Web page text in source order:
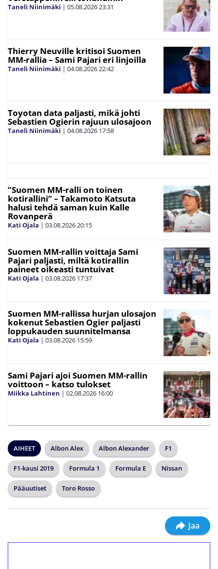
Taneli Niinimäki | 05.08.202623:31
Thierry Neuville kritisoi Suomen
MM-rallia – Sami Pajari eri linjoilla
Taneli Niinimäki | 04.08.202622:42
Toyotan data paljasti, mikä johti
Sebastien Ogierin rajuun ulosajoon
Taneli Niinimäki | 04.08.2026 17:58
”Suomen MM-ralli on toinen
kotirallini” – Takamoto Katsuta
halusi tehdä saman kuin Kalle
Rovanperä
Kati Ojala | 03.08.202620:15
Suomen MM-rallin voittaja Sami
Pajari paljasti, miltä kotirallin
paineet oikeasti tuntuivat
Kati Ojala | 03.08.2026 17:37
Suomen MM-rallissa hurjan ulosajon
kokenut Sebastien Ogier paljasti
loppukauden suunnitelmansa
Kati Ojala | 03.08.2026 15:59
Sami Pajari ajoi Suomen MM-rallin
voittoon – katso tulokset
Miikka Lahtinen | 02.08.2026 16:00
AIHEET Albon Alex Albon Alexander F1
F1-kausi 2019 Formula 1 Formula E Nissan
Pääuutiset Toro Rosso
Jaa